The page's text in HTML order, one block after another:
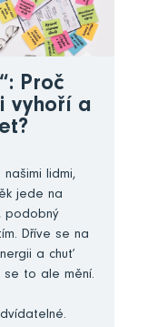
Proč
vyhoří a
našimi lidmi,
jede na
podobný
Dříve se na
a chuť
se to ale mění.